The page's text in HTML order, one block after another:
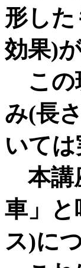
形し
効果)
この
み(長
いて
本講
車」
ス)に